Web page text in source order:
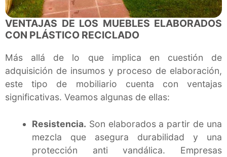
VENTAJAS DE LOS MUEBLES ELABORADOS
CON PLÁSTICO RECICLADO
Más allá de lo que implica en cuestión de
adquisición de insumos y proceso de elaboración,
este tipo de mobiliario cuenta con ventajas
significativas. Veamos algunas de ellas:
Resistencia. Son elaborados a partir de una
mezcla que asegura durabilidad y una
protección anti vandálica. Empresas